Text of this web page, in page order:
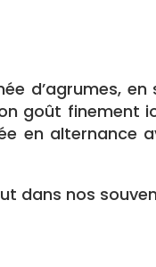
d’agrumes, en
goût finement
en alternance
dans nos